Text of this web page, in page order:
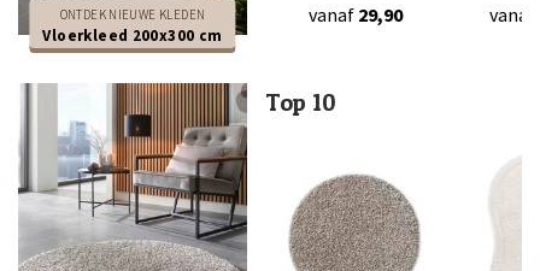
ONTDEK NIEUWE KLEDEN
Vloerkleed 200x300 cm
vanaf 29,90 vanaf
Top 10